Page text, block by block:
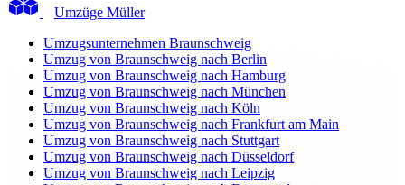
Umzüge Müller
Umzugsunternehmen Braunschweig
Umzug von Braunschweig nach Berlin
Umzug von Braunschweig nach Hamburg
Umzug von Braunschweig nach München
Umzug von Braunschweig nach Köln
Umzug von Braunschweig nach Frankfurt am Main
Umzug von Braunschweig nach Stuttgart
Umzug von Braunschweig nach Düsseldorf
Umzug von Braunschweig nach Leipzig